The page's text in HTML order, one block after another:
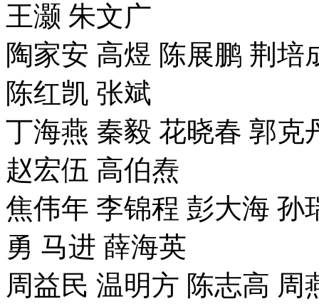
王灏 朱文广
陶家安 高煜 陈展鹏 荆
陈红凯 张斌
丁海燕 秦毅 花晓春 郭克
赵宏伍 高伯焘
焦伟年 李锦程 彭大海 孙
勇 马进 薛海英
周益民 温明方 陈志高